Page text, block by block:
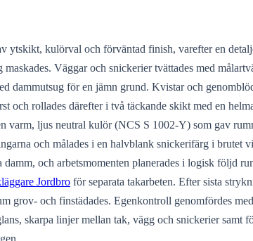
ytskikt, kulörval och förväntad finish, varefter en
Väggar och snickerier tvättades med
dammutsug för en jämn grund. Kvistar och
och rollades därefter i två täckande skikt med en
varm, ljus neutral kulör (NCS S 1002-Y) som gav
och målades i en halvblank snickerifärg i
och arbetsmomenten planerades i logisk följd
Jordbro för separata takarbeten. Efter sista
grov- och finstädades. Egenkontroll genomfördes
skarpa linjer mellan tak, vägg och snickerier